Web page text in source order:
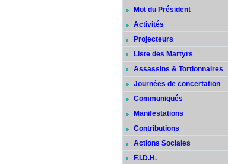
Mot du Président
Activités
Projecteurs
Liste des Martyrs
Assassins & Tortionnaires
Journées de concertation
Communiqués
Manifestations
Contributions
Actions Sociales
F.I.D.H.